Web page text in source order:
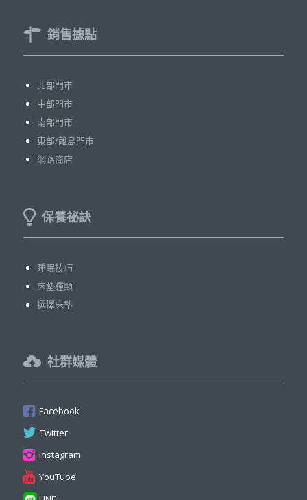
銷售據點
北部門市
中部門市
南部門市
東部/離島門市
網路商店
保養祕訣
睡眠技巧
床墊種類
選擇床墊
社群媒體
Facebook
Twitter
Instagram
YouTube